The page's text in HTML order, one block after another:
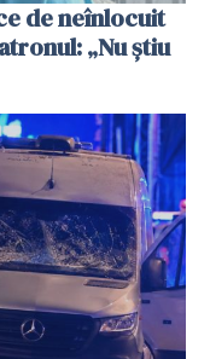
de neînlocuit
„Nu știu